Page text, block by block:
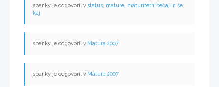
spanky je odgovoril v status, mature, maturitetni tečaj in še
kaj
spanky je odgovoril v Matura 2007
spanky je odgovoril v Matura 2007